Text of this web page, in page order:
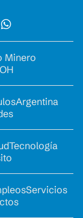
Minero
Argentina
Tecnología
Servicios